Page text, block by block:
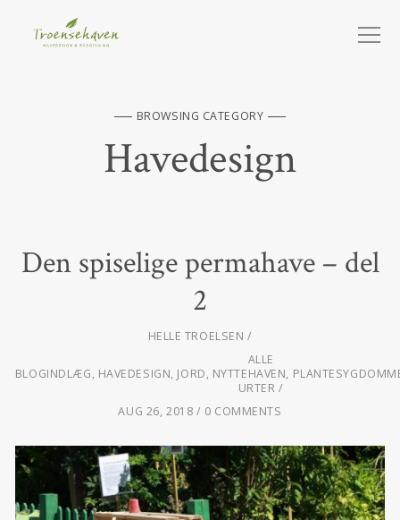
BROWSING CATEGORY
Havedesign
Den spiselige permahave – del
2
HELLE TROELSEN
ALLE
BLOGINDLÆG, HAVEDESIGN, JORD, NYTTEHAVEN,
URTER
AUG 26, 2018
0 COMMENTS